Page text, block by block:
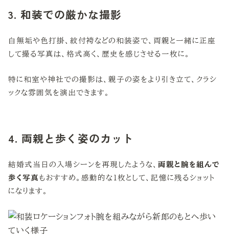
3. 和装での厳かな撮影
白無垢や色打掛、紋付袴などの和装姿で、両親と一緒に正座
して撮る写真は、格式高く、歴史を感じさせる一枚に。
特に和室や神社での撮影は、親子の姿をより引き立て、クラシ
ックな雰囲気を演出できます。
4. 両親と歩く姿のカット
結婚式当日の入場シーンを再現したような、 両親と腕を組んで
歩く写真もおすすめ。感動的な1枚として、記憶に残るショット
になります。